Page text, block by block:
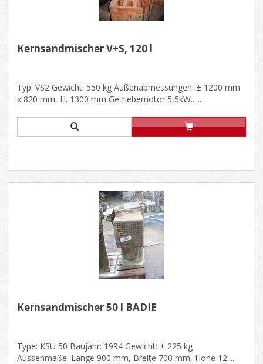
Kernsandmischer V+S, 120 l
Typ: VS2 Gewicht: 550 kg Außenabmessungen: ± 1200 mm
x 820 mm, H. 1300 mm Getriebemotor 5,5kW......
Kernsandmischer 50 l BADIE
Type: KSU 50 Baujahr: 1994 Gewicht: ± 225 kg
Aussenmaße: Länge 900 mm, Breite 700 mm, Höhe 12......